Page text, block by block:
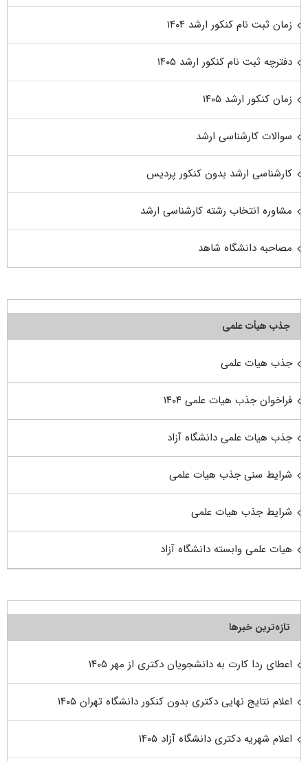
زمان ثبت نام کنکور ارشد ۱۴۰۴
دفترچه ثبت نام کنکور ارشد ۱۴۰۵
زمان کنکور ارشد ۱۴۰۵
سوالات کارشناسی ارشد
کارشناسی ارشد بدون کنکور پردیس
مشاوره انتخاب رشته کارشناسی ارشد
مصاحبه دانشگاه شاهد
جذب هیأت علمی
جذب هیات علمی
فراخوان جذب هیات علمی ۱۴۰۴
جذب هیات علمی دانشگاه آزاد
شرایط سنی جذب هیات علمی
شرایط جذب هیات علمی
هیات علمی وابسته دانشگاه آزاد
تازه‌ترین خبرها
اعطای ردا کارت به دانشجویان دکتری از مهر ۱۴۰۵
اعلام نتایج نهایی دکتری بدون کنکور دانشگاه تهران ۱۴۰۵
اعلام شهریه دکتری دانشگاه آزاد ۱۴۰۵